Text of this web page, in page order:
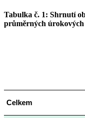
Tabulka č. 1: Shrnutí
průměrných úrokových
Celkem